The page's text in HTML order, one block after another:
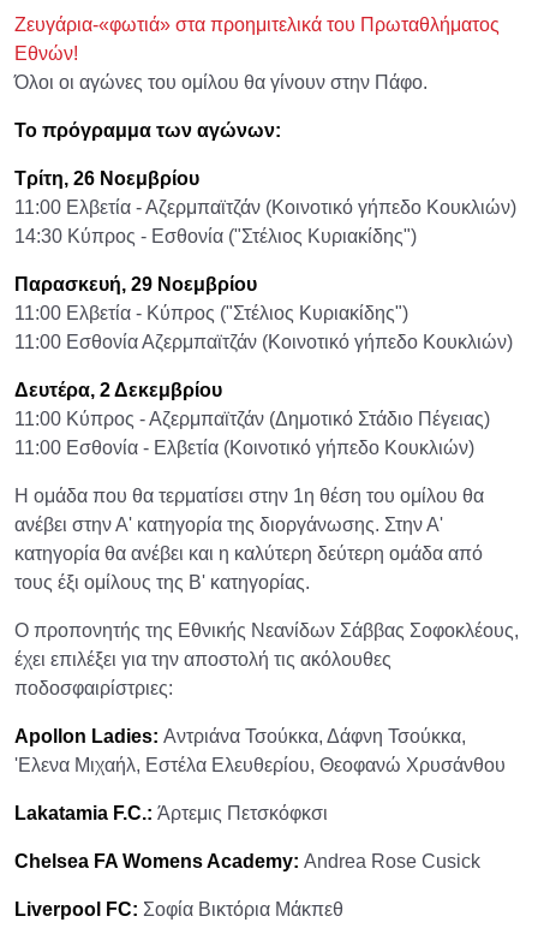
Ζευγάρια-«φωτιά» στα προημιτελικά του Πρωταθλήματος
Εθνών!
Όλοι οι αγώνες του ομίλου θα γίνουν στην Πάφο.
Το πρόγραμμα των αγώνων:
Τρίτη, 26 Νοεμβρίου
11:00 Ελβετία - Αζερμπαϊτζάν (Κοινοτικό γήπεδο Κουκλιών)
14:30 Κύπρος - Εσθονία ("Στέλιος Κυριακίδης")
Παρασκευή, 29 Νοεμβρίου
11:00 Ελβετία - Κύπρος ("Στέλιος Κυριακίδης")
11:00 Εσθονία Αζερμπαϊτζάν (Κοινοτικό γήπεδο Κουκλιών)
Δευτέρα, 2 Δεκεμβρίου
11:00 Κύπρος - Αζερμπαϊτζάν (Δημοτικό Στάδιο Πέγειας)
11:00 Εσθονία - Ελβετία (Κοινοτικό γήπεδο Κουκλιών)
Η ομάδα που θα τερματίσει στην 1η θέση του ομίλου θα
ανέβει στην Α' κατηγορία της διοργάνωσης. Στην Α'
κατηγορία θα ανέβει και η καλύτερη δεύτερη ομάδα από
τους έξι ομίλους της Β' κατηγορίας.
Ο προπονητής της Εθνικής Νεανίδων Σάββας Σοφοκλέους,
έχει επιλέξει για την αποστολή τις ακόλουθες
ποδοσφαιρίστριες:
Apollon Ladies: Αντριάνα Τσούκκα, Δάφνη Τσούκκα,
'Ελενα Μιχαήλ, Εστέλα Ελευθερίου, Θεοφανώ Χρυσάνθου
Lakatamia F.C.: Άρτεμις Πετσκόφκσι
Chelsea FA Womens Academy: Andrea Rose Cusick
Liverpool FC: Σοφία Βικτόρια Μάκπεθ